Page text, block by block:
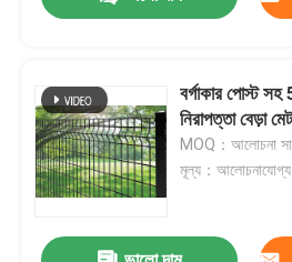
বর্গাকার পোস্ট
নিরাপত্তা বেড়া
MOQ：আলোচনা
মূল্য：আলোচনাযোগ্য